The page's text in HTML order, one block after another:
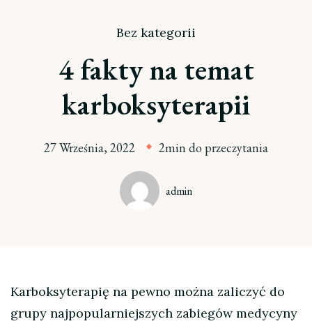
Bez kategorii
4 fakty na temat
karboksyterapii
27 Września, 2022 2min do przeczytania
admin
Karboksyterapię na pewno można zaliczyć do
grupy najpopularniejszych zabiegów medycyny